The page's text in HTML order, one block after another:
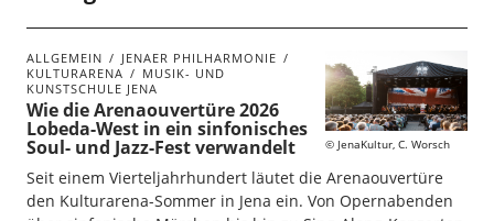
JenaKultur, C. Worsch
ALLGEMEIN
JENAER PHILHARMONIE
KULTURARENA
MUSIK- UND
KUNSTSCHULE JENA
Wie die Arenaouvertüre 2026
Lobeda-West in ein sinfonisches
Soul- und Jazz-Fest verwandelt
Seit einem Vierteljahrhundert läutet die Arenaouvertüre
den Kulturarena-Sommer in Jena ein. Von Opernabenden